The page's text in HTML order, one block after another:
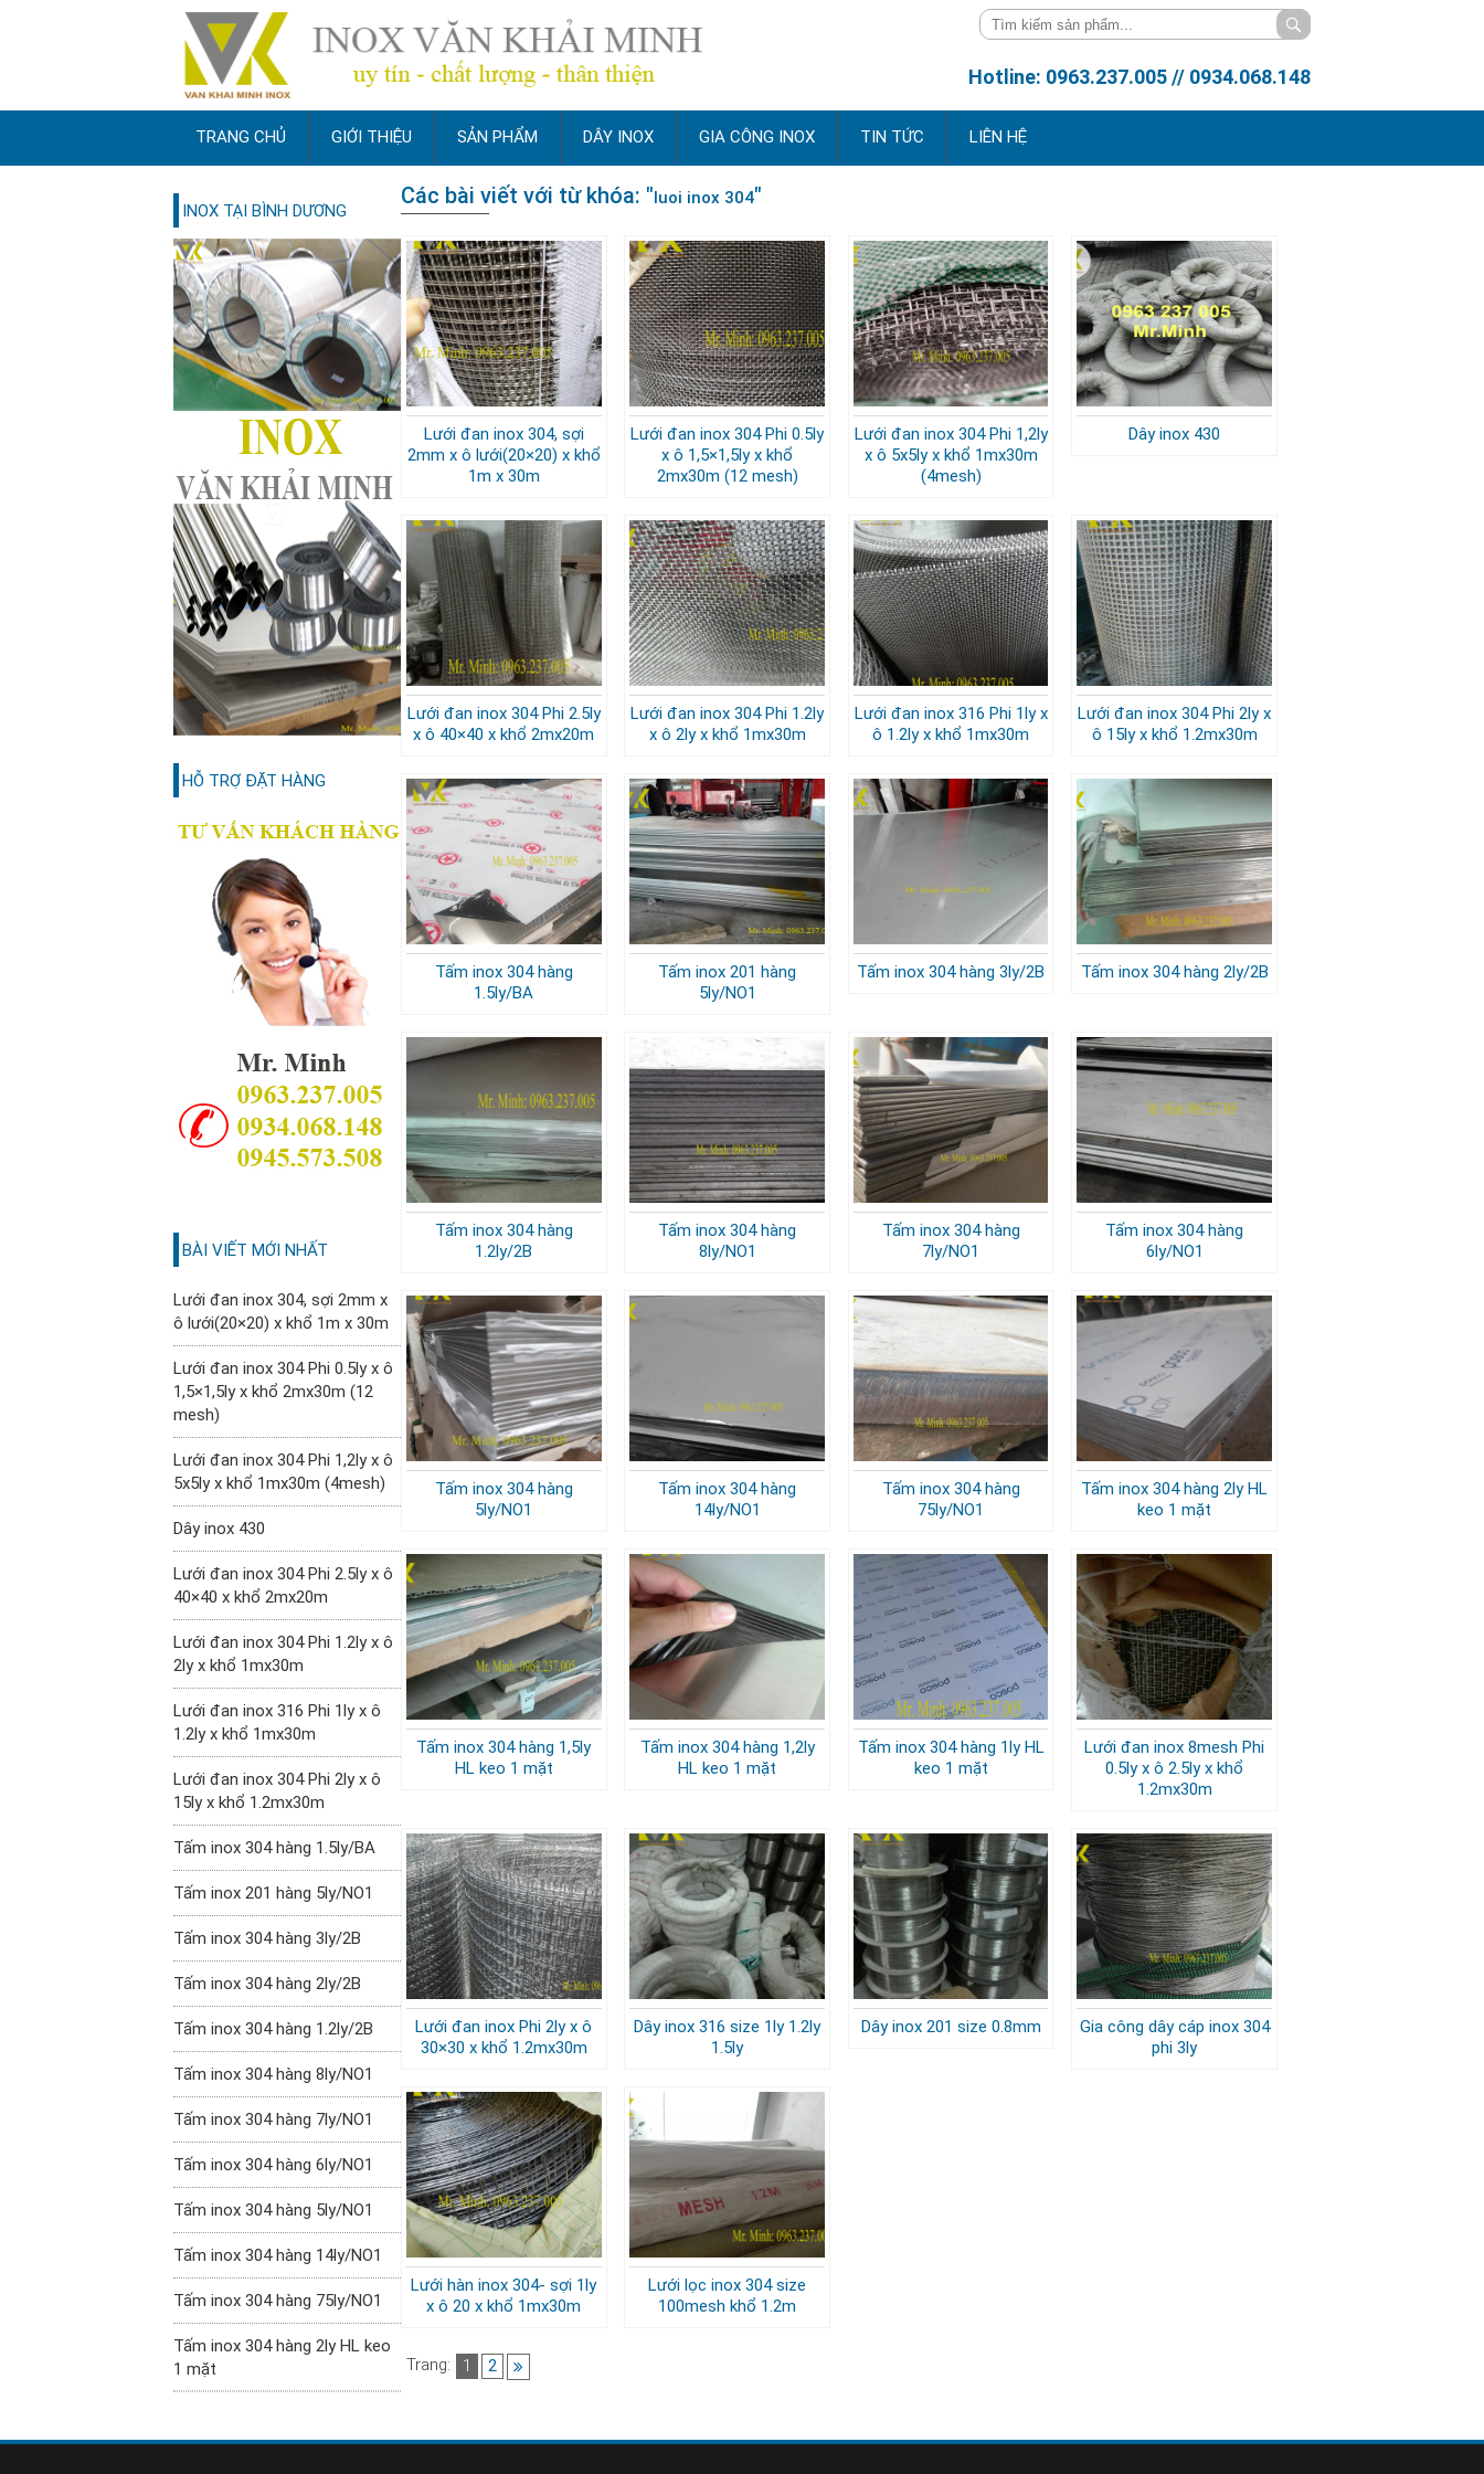
Hotline: 0963.237.005 // 0934.068.148
TRANG CHỦ GIỚI THIỆU SẢN PHẨM DÂY INOX GIA CÔNG INOX TIN TỨC LIÊN HỆ
INOX TẠI BÌNH DƯƠNG
HỖ TRỢ ĐẶT HÀNG
BÀI VIẾT MỚI NHẤT
Lưới đan inox 304, sợi 2mm x
ô lưới(20×20) x khổ 1m x 30m
Lưới đan inox 304 Phi 0.5ly x ô
1,5×1,5ly x khổ 2mx30m (12
mesh)
Lưới đan inox 304 Phi 1,2ly x ô
5x5ly x khổ 1mx30m (4mesh)
Dây inox 430
Lưới đan inox 304 Phi 2.5ly x ô
40×40 x khổ 2mx20m
Lưới đan inox 304 Phi 1.2ly x ô
2ly x khổ 1mx30m
Lưới đan inox 316 Phi 1ly x ô
1.2ly x khổ 1mx30m
Lưới đan inox 304 Phi 2ly x ô
15ly x khổ 1.2mx30m
Tấm inox 304 hàng 1.5ly/BA
Tấm inox 201 hàng 5ly/NO1
Tấm inox 304 hàng 3ly/2B
Tấm inox 304 hàng 2ly/2B
Tấm inox 304 hàng 1.2ly/2B
Tấm inox 304 hàng 8ly/NO1
Tấm inox 304 hàng 7ly/NO1
Tấm inox 304 hàng 6ly/NO1
Tấm inox 304 hàng 5ly/NO1
Tấm inox 304 hàng 14ly/NO1
Tấm inox 304 hàng 75ly/NO1
Tấm inox 304 hàng 2ly HL keo
1 mặt
Các bài viết với từ khóa: "luoi inox 304"
Lưới đan inox 304, sợi
2mm x ô lưới(20×20) x khổ
1m x 30m
Lưới đan inox 304 Phi 0.5ly
x ô 1,5×1,5ly x khổ
2mx30m (12 mesh)
Lưới đan inox 304 Phi 1,2ly
x ô 5x5ly x khổ 1mx30m
(4mesh)
Dây inox 430
Lưới đan inox 304 Phi 2.5ly
x ô 40×40 x khổ 2mx20m
Lưới đan inox 304 Phi 1.2ly
x ô 2ly x khổ 1mx30m
Lưới đan inox 316 Phi 1ly x
ô 1.2ly x khổ 1mx30m
Lưới đan inox 304 Phi 2ly x
ô 15ly x khổ 1.2mx30m
Tấm inox 304 hàng
1.5ly/BA
Tấm inox 201 hàng
5ly/NO1
Tấm inox 304 hàng 3ly/2B Tấm inox 304 hàng 2ly/2B
Tấm inox 304 hàng
1.2ly/2B
Tấm inox 304 hàng
8ly/NO1
Tấm inox 304 hàng
7ly/NO1
Tấm inox 304 hàng
6ly/NO1
Tấm inox 304 hàng
5ly/NO1
Tấm inox 304 hàng
14ly/NO1
Tấm inox 304 hàng
75ly/NO1
Tấm inox 304 hàng 2ly HL
keo 1 mặt
Tấm inox 304 hàng 1,5ly
HL keo 1 mặt
Tấm inox 304 hàng 1,2ly
HL keo 1 mặt
Tấm inox 304 hàng 1ly HL
keo 1 mặt
Lưới đan inox 8mesh Phi
0.5ly x ô 2.5ly x khổ
1.2mx30m
Lưới đan inox Phi 2ly x ô
30×30 x khổ 1.2mx30m
Dây inox 316 size 1ly 1.2ly
1.5ly
Dây inox 201 size 0.8mm
Gia công dây cáp inox 304
phi 3ly
Lưới hàn inox 304- sợi 1ly
x ô 20 x khổ 1mx30m
Lưới lọc inox 304 size
100mesh khổ 1.2m
Trang: 1 2